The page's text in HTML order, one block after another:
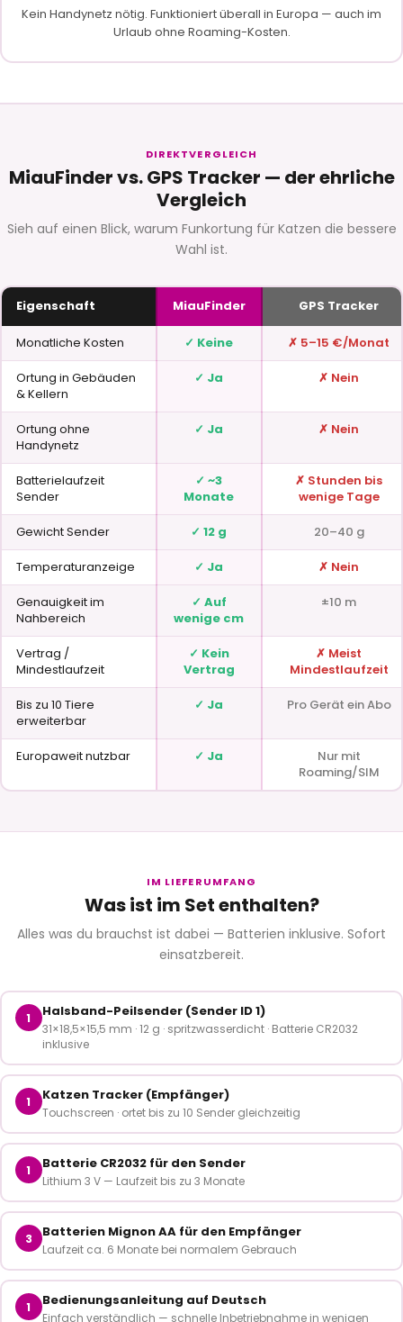
Kein Handynetz nötig. Funktioniert überall in Europa — auch im
Urlaub ohne Roaming-Kosten.
DIREKTVERGLEICH
MiauFinder vs. GPS Tracker — der ehrliche
Vergleich
Sieh auf einen Blick, warum Funkortung für Katzen die bessere
Wahl ist.
Eigenschaft MiauFinder GPS Tracker
Monatliche Kosten ✓ Keine ✗ 5–15 €/Monat
Ortung in Gebäuden
& Kellern
✓ Ja ✗ Nein
Ortung ohne
Handynetz
✓ Ja ✗ Nein
Batterielaufzeit
Sender
✓ ~3
Monate
✗ Stunden bis
wenige Tage
Gewicht Sender ✓ 12 g 20–40 g
Temperaturanzeige ✓ Ja ✗ Nein
Genauigkeit im
Nahbereich
✓ Auf
wenige cm
±10 m
Vertrag /
Mindestlaufzeit
✓ Kein
Vertrag
✗ Meist
Mindestlaufzeit
Bis zu 10 Tiere
erweiterbar
✓ Ja Pro Gerät ein Abo
Europaweit nutzbar ✓ Ja
Nur mit
Roaming/SIM
IM LIEFERUMFANG
Was ist im Set enthalten?
Alles was du brauchst ist dabei — Batterien inklusive. Sofort
einsatzbereit.
1 Halsband-Peilsender (Sender ID 1)
31×18,5×15,5 mm · 12 g · spritzwasserdicht · Batterie CR2032
inklusive
1 Katzen Tracker (Empfänger)
Touchscreen · ortet bis zu 10 Sender gleichzeitig
1 Batterie CR2032 für den Sender
Lithium 3 V — Laufzeit bis zu 3 Monate
3 Batterien Mignon AA für den Empfänger
Laufzeit ca. 6 Monate bei normalem Gebrauch
1 Bedienungsanleitung auf Deutsch
Einfach verständlich — schnelle Inbetriebnahme in wenigen